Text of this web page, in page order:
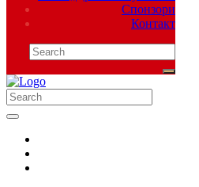
Спонзори
Контакт